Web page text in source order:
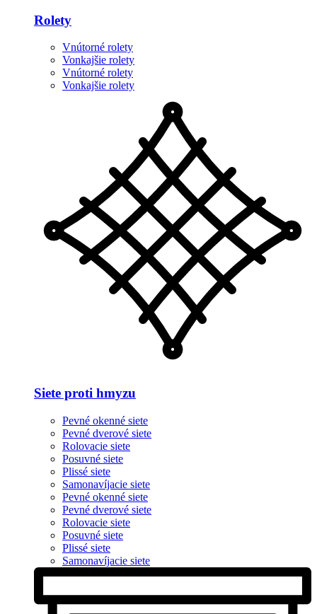
Rolety
Vnútorné rolety
Vonkajšie rolety
Vnútorné rolety
Vonkajšie rolety
Siete proti hmyzu
Pevné okenné siete
Pevné dverové siete
Rolovacie siete
Posuvné siete
Plissé siete
Samonavíjacie siete
Pevné okenné siete
Pevné dverové siete
Rolovacie siete
Posuvné siete
Plissé siete
Samonavíjacie siete